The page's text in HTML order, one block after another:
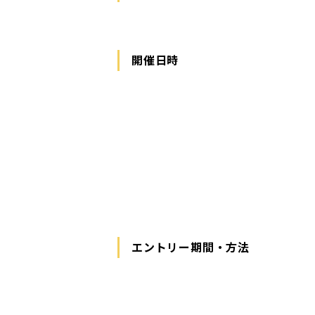
開催日時
エントリー期間・方法